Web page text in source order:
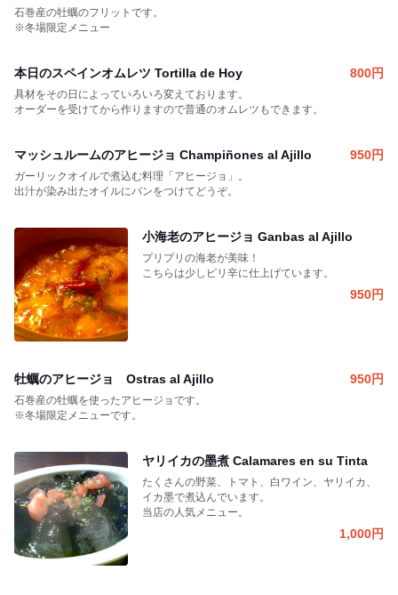
石巻産の牡蠣のフリットです。
※冬場限定メニュー
本日のスペインオムレツ Tortilla de Hoy 800円
具材をその日によっていろいろ変えております。
オーダーを受けてから作りますので普通のオムレツもできます。
マッシュルームのアヒージョ Champiñones al Ajillo 950円
ガーリックオイルで煮込む料理「アヒージョ」。
出汁が染み出たオイルにパンをつけてどうぞ。
小海老のアヒージョ Ganbas al Ajillo
プリプリの海老が美味！
こちらは少しピリ辛に仕上げています。
950円
牡蠣のアヒージョ Ostras al Ajillo 950円
石巻産の牡蠣を使ったアヒージョです。
※冬場限定メニューです。
ヤリイカの墨煮 Calamares en su Tinta
たくさんの野菜、トマト、白ワイン、ヤリイカ、
イカ墨で煮込んでいます。
当店の人気メニュー。
1,000円